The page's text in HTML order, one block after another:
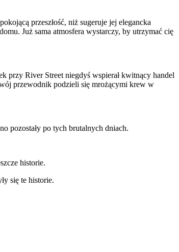
przeszłość, niż sugeruje jej elegancka
Już sama atmosfera wystarczy, by utrzymać cię
przy River Street niegdyś wspierał kwitnący handel
przewodnik podzieli się mrożącymi krew w
pozostały po tych brutalnych dniach.
historie.
się te historie.